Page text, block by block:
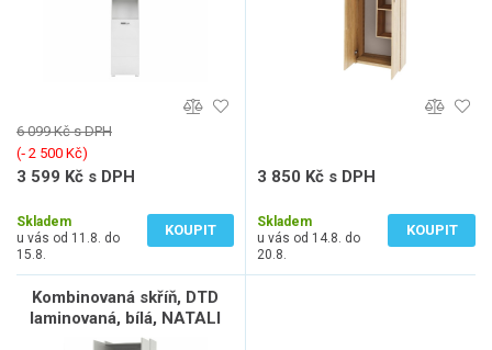
6 099 Kč s DPH
(‐ 2 500 Kč)
3 599 Kč s DPH
Skladem
u vás od 11.8. do
15.8.
KOUPIT
3 850 Kč s DPH
Skladem
u vás od 14.8. do
20.8.
KOUPIT
Kombinovaná skříň, DTD
laminovaná, bílá, NATALI
TYP 6